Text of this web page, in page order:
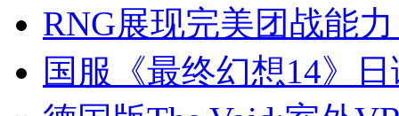
RNG展现完美团战能
国服《最终幻想14》